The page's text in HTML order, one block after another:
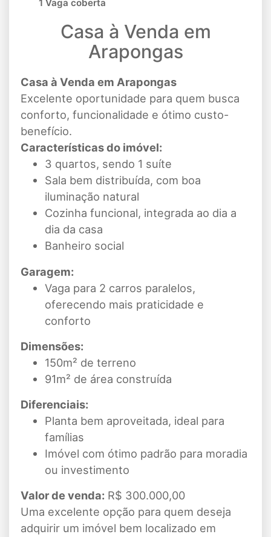
1 Vaga coberta
Casa à Venda em
Arapongas
Casa à Venda em Arapongas
Excelente oportunidade para quem busca
conforto, funcionalidade e ótimo custo-
benefício.
Características do imóvel:
3 quartos, sendo 1 suíte
Sala bem distribuída, com boa
iluminação natural
Cozinha funcional, integrada ao dia a
dia da casa
Banheiro social
Garagem:
Vaga para 2 carros paralelos,
oferecendo mais praticidade e
conforto
Dimensões:
150m² de terreno
91m² de área construída
Diferenciais:
Planta bem aproveitada, ideal para
famílias
Imóvel com ótimo padrão para moradia
ou investimento
Valor de venda: R$ 300.000,00
Uma excelente opção para quem deseja
adquirir um imóvel bem localizado em